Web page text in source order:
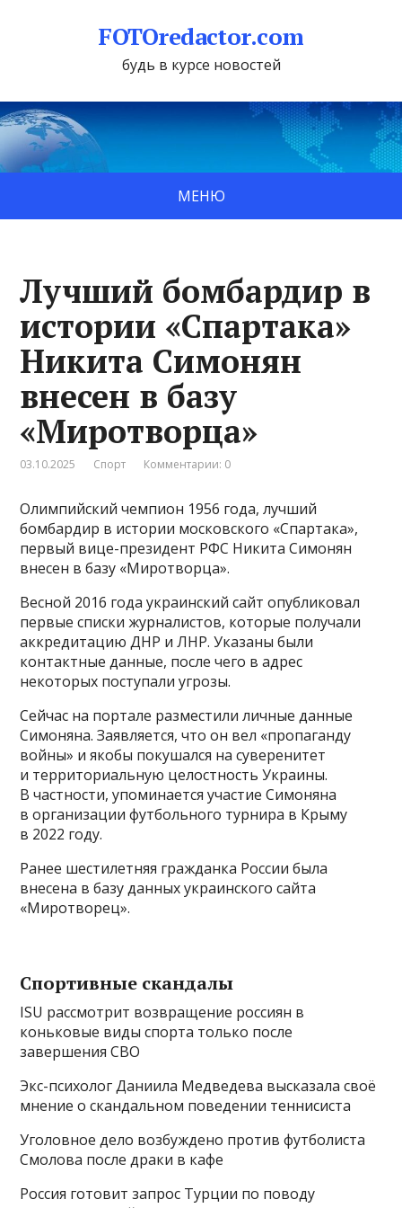
FOTOredactor.com
будь в курсе новостей
МЕНЮ
Лучший бомбардир в
истории «Спартака»
Никита Симонян
внесен в базу
«Миротворца»
03.10.2025 Спорт Комментарии: 0
Олимпийский чемпион 1956 года, лучший
бомбардир в истории московского «Спартака»,
первый вице-президент РФС Никита Симонян
внесен в базу «Миротворца».
Весной 2016 года украинский сайт опубликовал
первые списки журналистов, которые получали
аккредитацию ДНР и ЛНР. Указаны были
контактные данные, после чего в адрес
некоторых поступали угрозы.
Сейчас на портале разместили личные данные
Симоняна. Заявляется, что он вел «пропаганду
войны» и якобы покушался на суверенитет
и территориальную целостность Украины.
В частности, упоминается участие Симоняна
в организации футбольного турнира в Крыму
в 2022 году.
Ранее шестилетняя гражданка России была
внесена в базу данных украинского сайта
«Миротворец».
Спортивные скандалы
ISU рассмотрит возвращение россиян в
коньковые виды спорта только после
завершения СВО
Экс-психолог Даниила Медведева высказала своё
мнение о скандальном поведении теннисиста
Уголовное дело возбуждено против футболиста
Смолова после драки в кафе
Россия готовит запрос Турции по поводу